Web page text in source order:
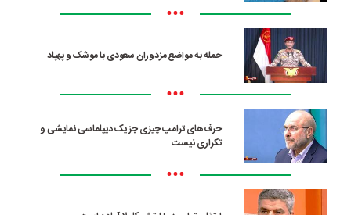
•••
حمله به مواضع مزدوران سعودی با موشک و پهپاد
•••
حرف‌های ترامپ چیزی جز یک دیپلماسی نمایشی و
تکراری نیست
•••